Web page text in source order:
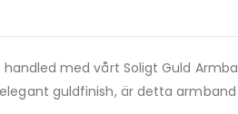
handled med vårt Soligt Guld
guldfinish, är detta